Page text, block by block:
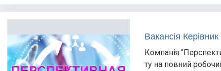
Вакансія
Компанія
ту на повний